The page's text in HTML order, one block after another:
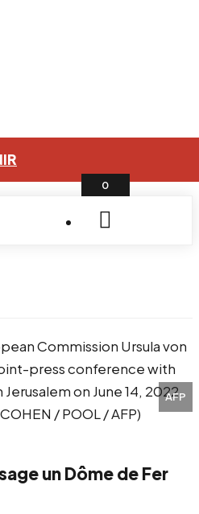
0
AFP
un Dôme de Fer